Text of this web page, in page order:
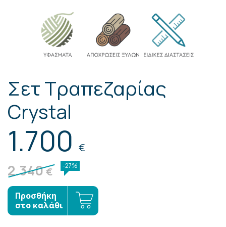
Σετ Τραπεζαρίας
Crystal
1.700 €
2.340€ -27%
Προσθήκη
στο καλάθι